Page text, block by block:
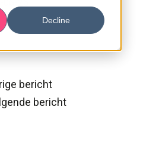
Decline
Bericht
bericht
bericht